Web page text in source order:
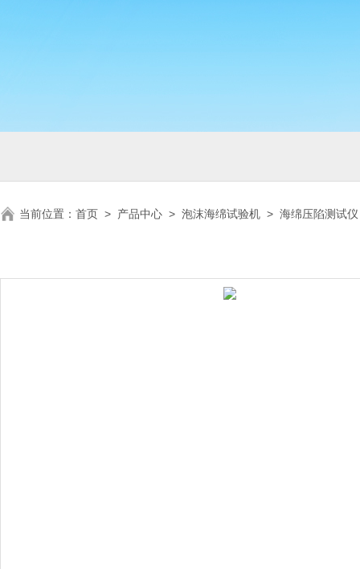
当前位置： 首页 > 产品中心 > 泡沫海绵试验机 > 海绵压陷测试仪